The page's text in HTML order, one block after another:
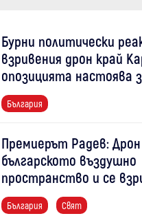
Бурни политически
взривения дрон край
опозицията настоява
България
Премиерът Радев: Дрон
българското въздушно
пространство и се
България Свят